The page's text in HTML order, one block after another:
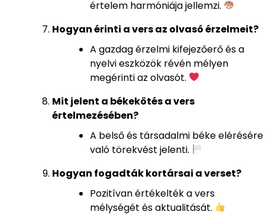
értelem harmóniája jellemzi.
Hogyan érinti a vers az olvasó érzelmeit?
A gazdag érzelmi kifejezőerő és a
nyelvi eszközök révén mélyen
megérinti az olvasót.
Mit jelent a békekötés a vers
értelmezésében?
A belső és társadalmi béke elérésére
való törekvést jelenti.
Hogyan fogadták kortársai a verset?
Pozitívan értékelték a vers
mélységét és aktualitását.